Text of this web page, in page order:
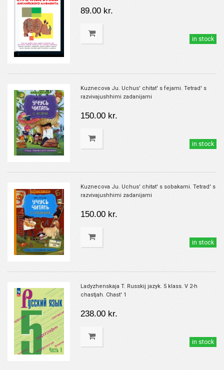
89.00 kr.
in stock
Kuznecova Ju. Uchus' chitat' s fejami. Tetrad' s
razvivajushhimi zadanijami
150.00 kr.
in stock
Kuznecova Ju. Uchus' chitat' s sobakami. Tetrad' s
razvivajushhimi zadanijami
150.00 kr.
in stock
Ladyzhenskaja T. Russkij jazyk. 5 klass. V 2-h
chastjah. Chast' 1
238.00 kr.
in stock